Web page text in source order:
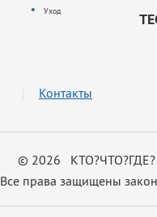
Уход
© 2026 КТО?ЧТО?ГДЕ?
Все права защищены
Контакты